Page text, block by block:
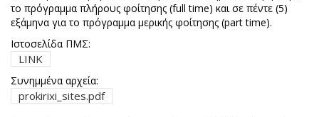
το πρόγραμμα πλήρους φοίτησης (full time) και σε πέντε (5)
εξάμηνα για το πρόγραμμα μερικής φοίτησης (part time).
Ιστοσελίδα ΠΜΣ:
LINK
Συνημμένα αρχεία:
prokirixi_sites.pdf